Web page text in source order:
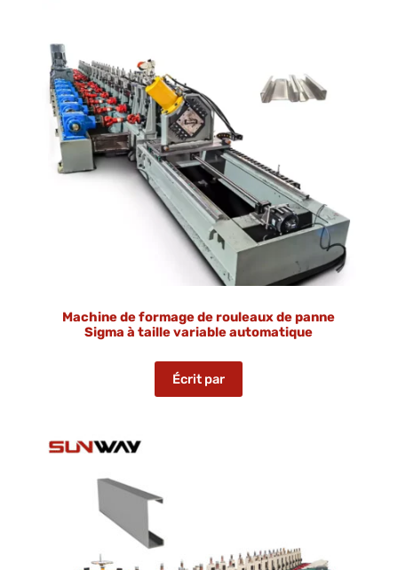
Machine de formage de rouleaux de panne
Sigma à taille variable automatique
Écrit par